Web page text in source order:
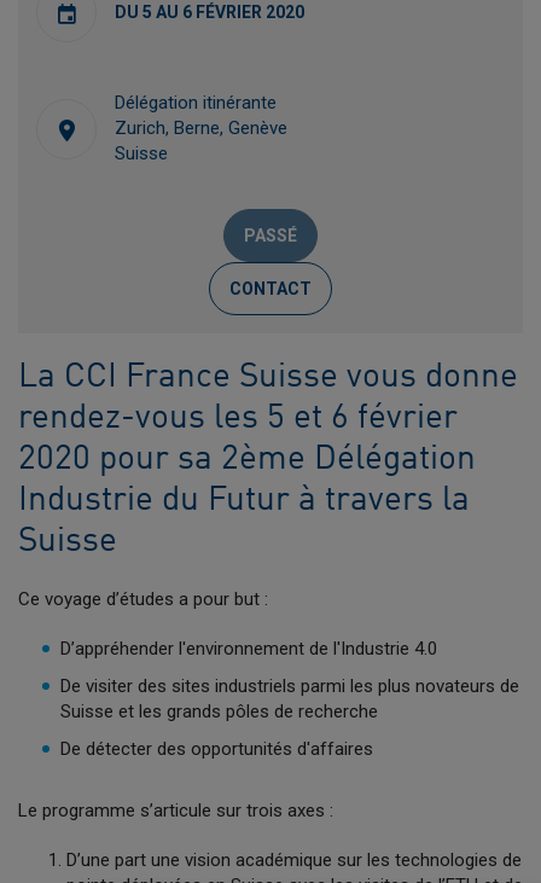
DU 5 AU 6 FÉVRIER 2020
Délégation itinérante
Zurich, Berne, Genève
Suisse
PASSÉ
CONTACT
La CCI France Suisse vous donne
rendez-vous les 5 et 6 février
2020 pour sa 2ème Délégation
Industrie du Futur à travers la
Suisse
Ce voyage d’études a pour but :
D’appréhender l'environnement de l'Industrie 4.0
De visiter des sites industriels parmi les plus novateurs de
Suisse et les grands pôles de recherche
De détecter des opportunités d'affaires
Le programme s’articule sur trois axes :
D’une part une vision académique sur les technologies de